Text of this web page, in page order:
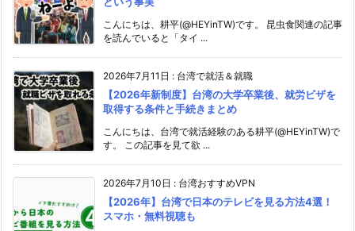
こんにちは、耕平(@HEYinTW)です。 昆虫食関連の記事
を読んでいると「タイ ...
2026年7月11日 : 台湾で就活＆就職
【2026年新制度】台湾の大学卒業後、就労ビザを
取得する条件と手続きまとめ
こんにちは、台湾で就活経験のある耕平(@HEYinTW)で
す。 この記事を見て欲 ...
2026年7月10日 : 台湾おすすめVPN
【2026年】台湾で日本のテレビを見る方法4選！
スマホ・無料視聴も